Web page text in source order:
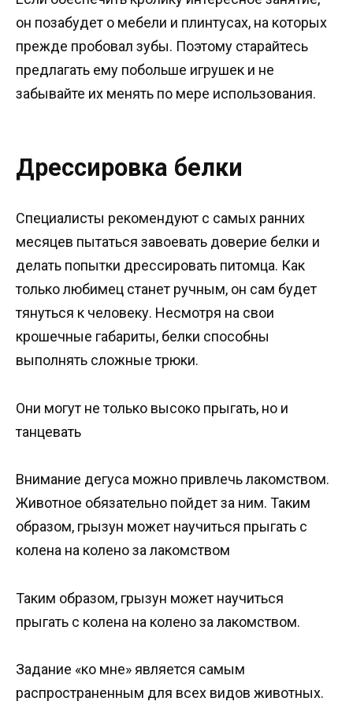
он позабудет о мебели и плинтусах, на которых
прежде пробовал зубы. Поэтому старайтесь
предлагать ему побольше игрушек и не
забывайте их менять по мере использования.
Дрессировка белки
Специалисты рекомендуют с самых ранних
месяцев пытаться завоевать доверие белки и
делать попытки дрессировать питомца. Как
только любимец станет ручным, он сам будет
тянуться к человеку. Несмотря на свои
крошечные габариты, белки способны
выполнять сложные трюки.
Они могут не только высоко прыгать, но и
танцевать
Внимание дегуса можно привлечь лакомством.
Животное обязательно пойдет за ним. Таким
образом, грызун может научиться прыгать с
колена на колено за лакомством
Таким образом, грызун может научиться
прыгать с колена на колено за лакомством.
Задание «ко мне» является самым
распространенным для всех видов животных.